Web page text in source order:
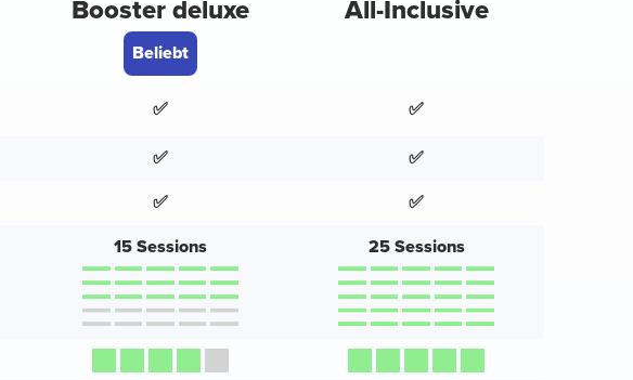
Booster deluxe
Beliebt
All-Inclusive
✅ ✅
✅ ✅
✅ ✅
15 Sessions 25 Sessions